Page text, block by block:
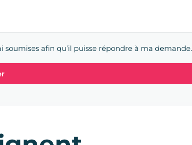
afin qu’il puisse répondre à ma demande.